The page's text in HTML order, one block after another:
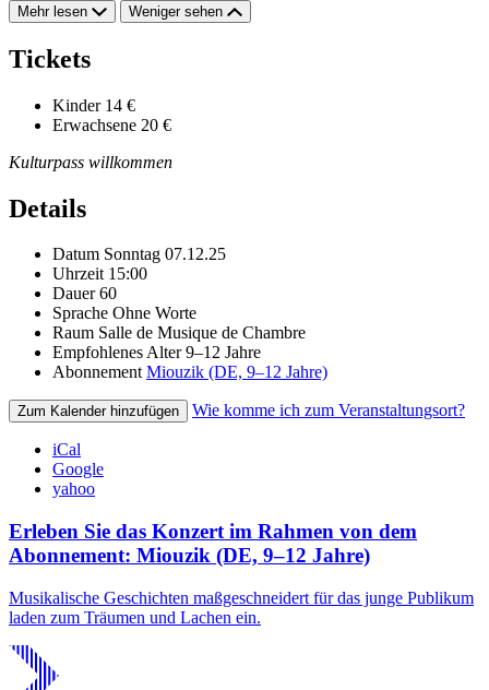
Mehr lesen Weniger sehen
Tickets
Kinder 14 €
Erwachsene 20 €
Kulturpass willkommen
Details
Datum Sonntag 07.12.25
Uhrzeit 15:00
Dauer 60
Sprache Ohne Worte
Raum Salle de Musique de Chambre
Empfohlenes Alter 9–12 Jahre
Abonnement Miouzik (DE, 9–12 Jahre)
Zum Kalender hinzufügen Wie komme ich zum Veranstaltungsort?
iCal
Google
yahoo
Erleben Sie das Konzert im Rahmen von dem
Abonnement: Miouzik (DE, 9–12 Jahre)
Musikalische Geschichten maßgeschneidert für das junge Publikum
laden zum Träumen und Lachen ein.